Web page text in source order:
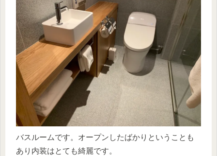
バスルームです。オープンしたばかりということも
あり内装はとても綺麗です。